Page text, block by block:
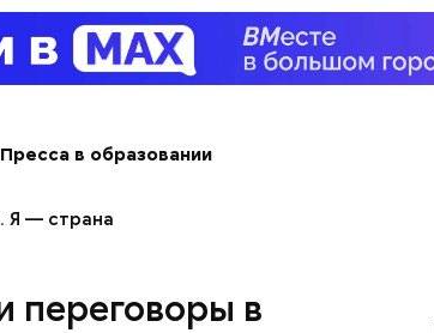
Пресса в образовании
Я — страна
переговоры в